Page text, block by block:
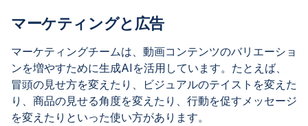
マーケティングと広告
マーケティングチームは、動画コンテンツのバリエーショ
ンを増やすために生成AIを活用しています。たとえば、
冒頭の見せ方を変えたり、ビジュアルのテイストを変えた
り、商品の見せる角度を変えたり、行動を促すメッセージ
を変えたりといった使い方があります。